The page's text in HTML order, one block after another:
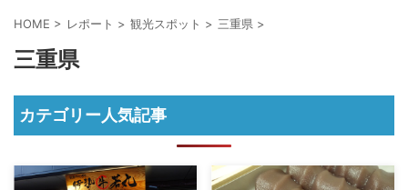
HOME > レポート > 観光スポット > 三重県 >
三重県
カテゴリー人気記事